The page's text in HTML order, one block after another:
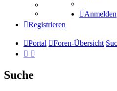
Tipprunde
Comunio
Anmelden
Registrieren
Portal Foren-Übersicht
Suche